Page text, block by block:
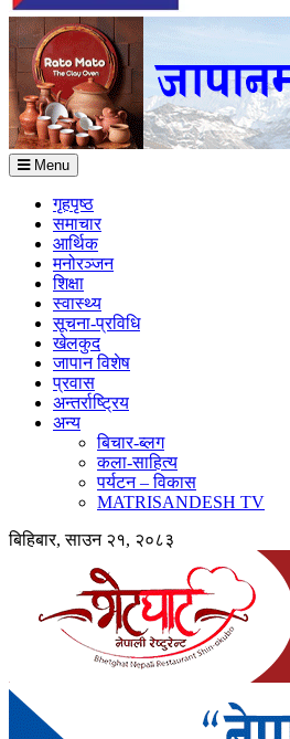
Menu
गृहपृष्ठ
समाचार
आर्थिक
मनोरञ्जन
शिक्षा
स्वास्थ्य
सूचना-प्रविधि
खेलकुद
जापान विशेष
प्रवास
अन्तर्राष्ट्रिय
अन्य
बिचार-ब्लग
कला-साहित्य
पर्यटन – विकास
MATRISANDESH TV
बिहिबार, साउन २१, २०८३